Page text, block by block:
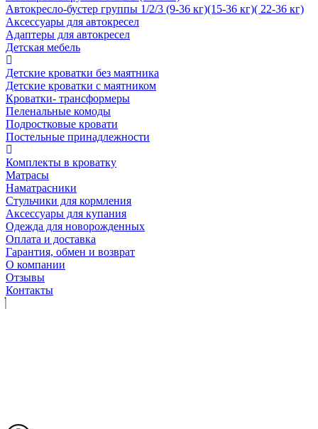
Автокресло-бустер группы 1/2/3 (9-36 кг)(15-36 кг)( 22-36 кг)
Аксессуары для автокресел
Адаптеры для автокресел
Детская мебель
Детские кроватки без маятника
Детские кроватки с маятником
Кроватки- трансформеры
Пеленальные комоды
Подростковые кровати
Постельные принадлежности
Комплекты в кроватку
Матрасы
Наматрасники
Стульчики для кормления
Аксессуары для купания
Одежда для новорожденных
Оплата и доставка
Гарантия, обмен и возврат
О компании
Отзывы
Контакты